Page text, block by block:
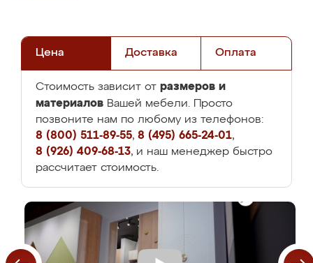
Цена Доставка Оплата
Стоимость зависит от размеров и
материалов Вашей мебели. Просто
позвоните нам по любому из телефонов:
8 (800) 511-89-55, 8 (495) 665-24-01,
8 (926) 409-68-13, и наш менеджер быстро
рассчитает стоимость.